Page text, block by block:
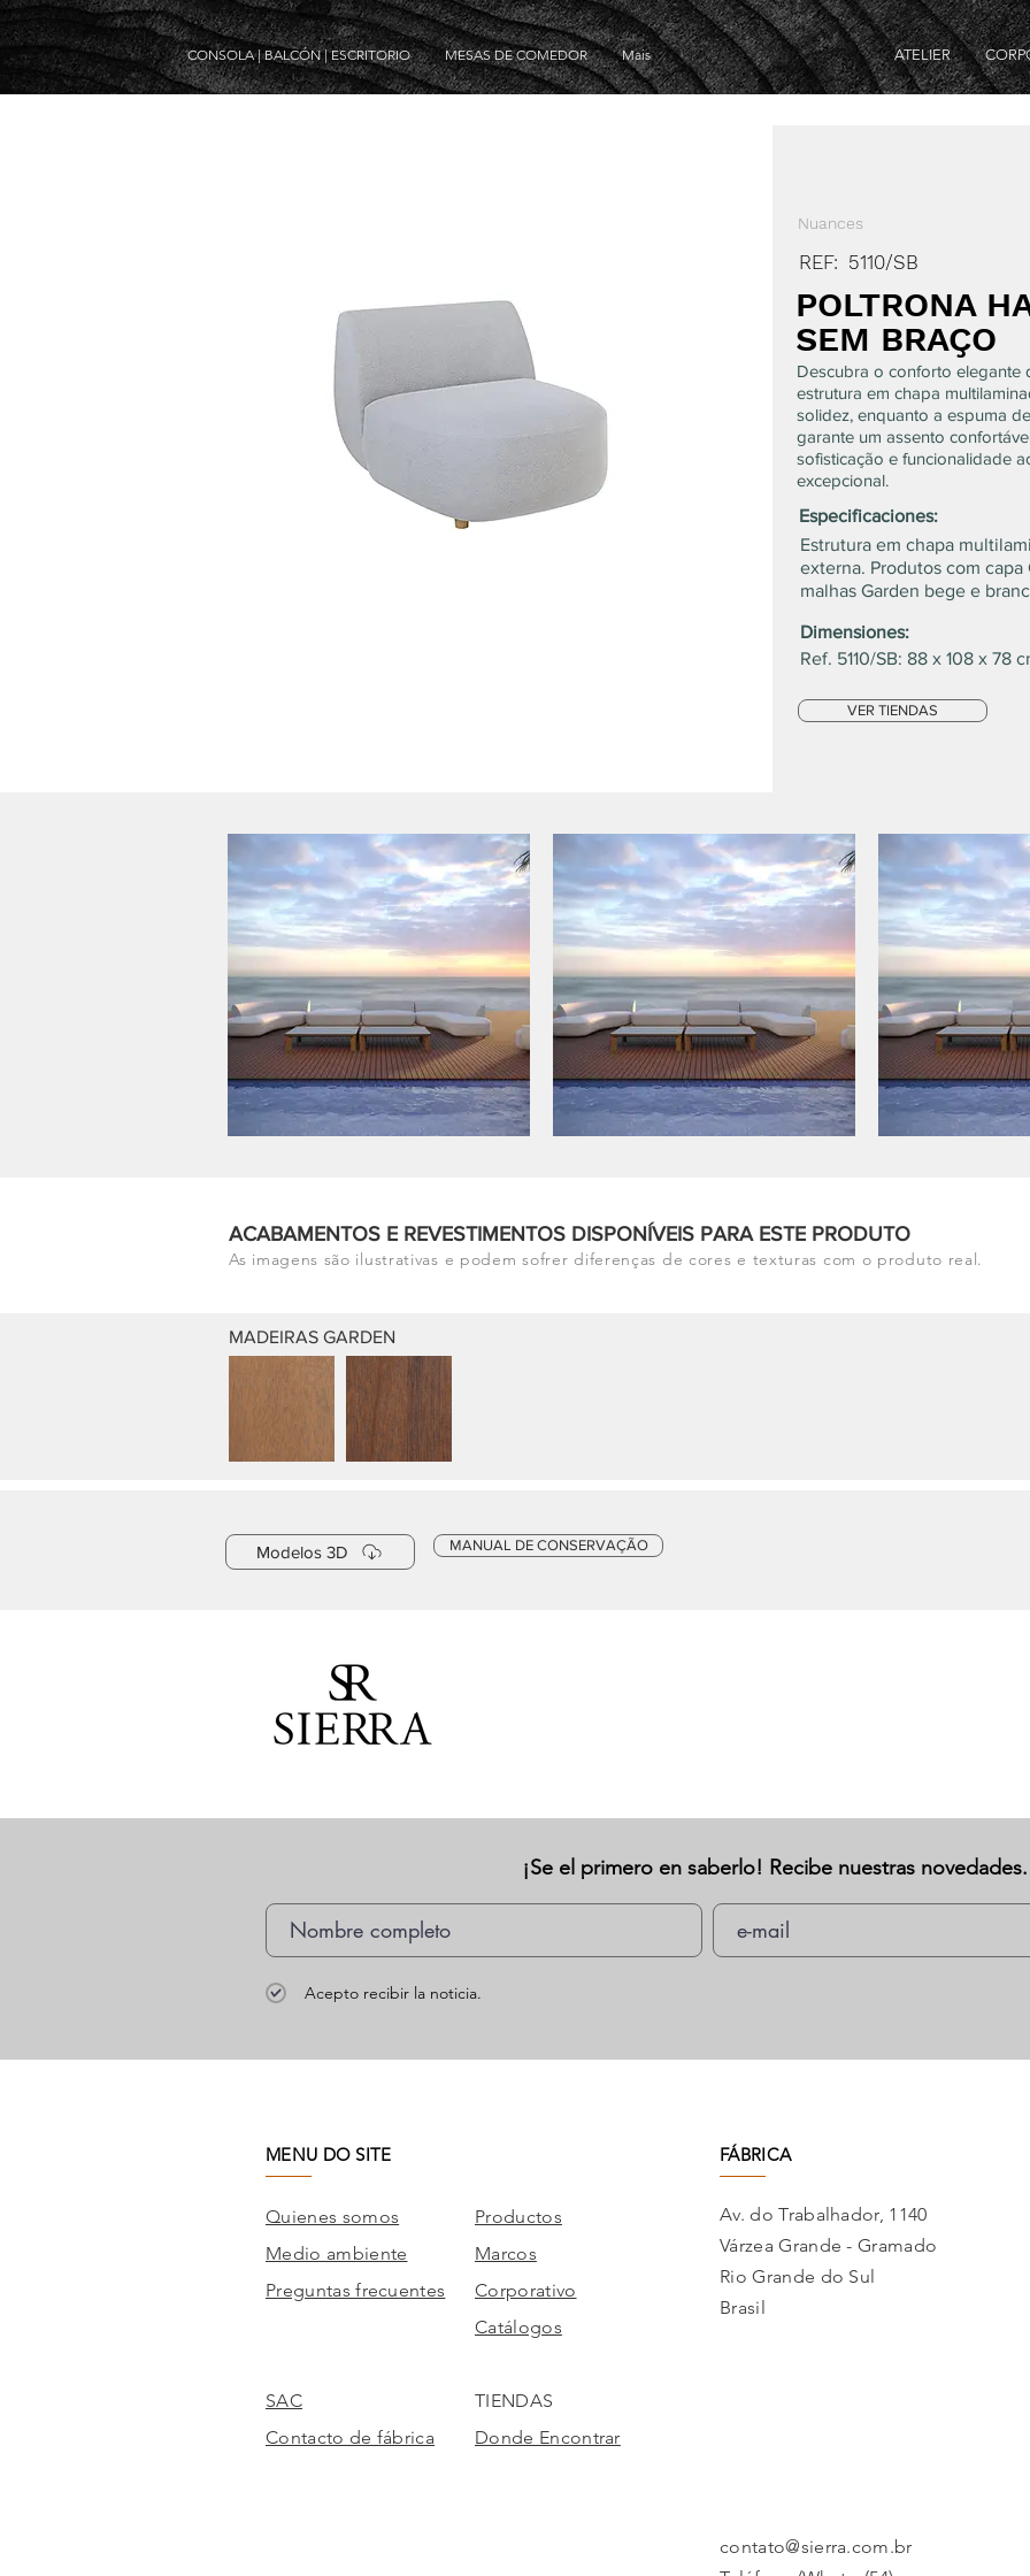
CONSOLA | BALCÓN | ESCRITORIO MESAS DE COMEDOR Mais ATELIER
Nuances
REF: 5110/SB
POLTRONA
SEM BRAÇO
Descubra o conforto elegante
estrutura em chapa
solidez, enquanto a espuma
garante um assento
sofisticação e funcionalidade
excepcional.
Especificaciones:
Estrutura em chapa
externa. Produtos com
malhas Garden bege e
Dimensiones:
Ref. 5110/SB: 88 x 108 x 78
VER TIENDAS
ACABAMENTOS E REVESTIMENTOS DISPONÍVEIS PARA ESTE PRODUTO
As imagens são ilustrativas e podem sofrer diferenças de cores e texturas com o produto real.
MADEIRAS GARDEN
Modelos 3D MANUAL DE CONSERVAÇÃO
¡Se el primero en saberlo! Recibe nuestras novedades.
Acepto recibir la noticia.
MENU DO SITE
Quienes somos
Medio ambiente
Preguntas frecuentes
SAC
Contacto de fábrica
Productos
Marcos
Corporativo
Catálogos
TIENDAS
Donde Encontrar
FÁBRICA
Av. do Trabalhador, 1140
Várzea Grande - Gramado
Rio Grande do Sul
Brasil
contato@sierra.com.br